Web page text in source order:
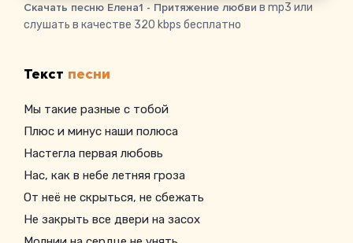
Скачать песню Елена1 - Притяжение любви в mp3 или
слушать в качестве 320 kbps бесплатно
Текст песни
Мы такие разные с тобой
Плюс и минус наши полюса
Настегла первая любовь
Нас, как в небе летняя гроза
От неё не скрыться, не сбежать
Не закрыть все двери на засох